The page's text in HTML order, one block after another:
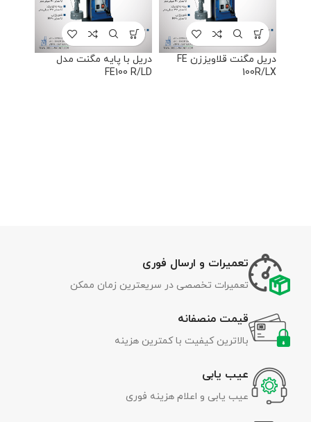
دریل مگنت قلاویززن FE
100R/LX
دریل با پایه مگنت مدل
FE100 R/LD
تعمیرات و ارسال فوری
تعمیرات تخصصی در سریعترین زمان ممکن
قیمت منصفانه
بالاترین کیفیت با کمترین هزینه
عیب یابی
عیب یابی و اعلام هزینه فوری